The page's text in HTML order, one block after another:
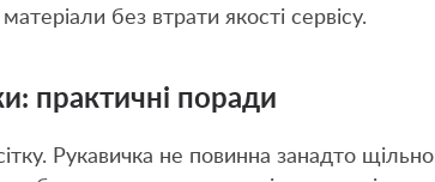
без втрати якості сервісу.
практичні поради
Рукавичка не повинна занадто щільно